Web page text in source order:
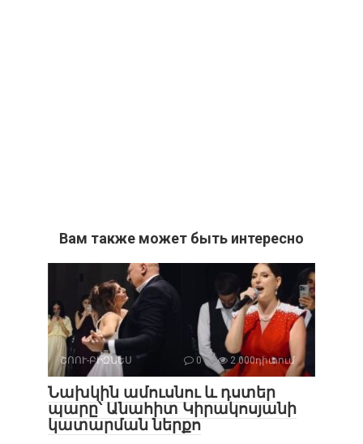
Вам также может быть интересно
ՇՈՈՒ-ԲԻԶՆԵՍ 0 2 000դիտում
Նախկին ամուսնու և դստեր
պարը՝ Անահիտ Կիրակոսյանի
կատարման ներքո